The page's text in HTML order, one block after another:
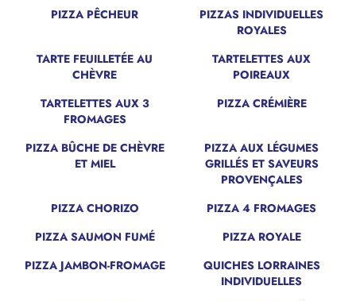
PIZZA PÊCHEUR
PIZZAS INDIVIDUELLES
ROYALES
NOUVEAU
TARTE FEUILLETÉE AU
CHÈVRE
TARTELETTES AUX
POIREAUX
TARTELETTES AUX 3
FROMAGES
PIZZA CRÉMIÈRE
PIZZA BÛCHE DE CHÈVRE
ET MIEL
PIZZA AUX LÉGUMES
GRILLÉS ET SAVEURS
PROVENÇALES
PIZZA CHORIZO
PIZZA 4 FROMAGES
PIZZA SAUMON FUMÉ
PIZZA ROYALE
PIZZA JAMBON-FROMAGE
QUICHES LORRAINES
INDIVIDUELLES